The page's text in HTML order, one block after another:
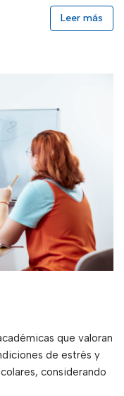
Leer más
que valoran
de estrés y
considerando